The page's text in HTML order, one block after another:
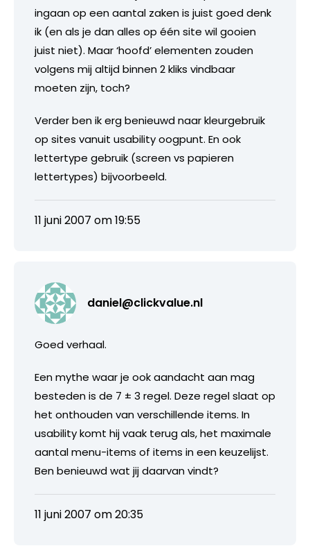
ingaan op een aantal zaken is juist goed denk
ik (en als je dan alles op één site wil gooien
juist niet). Maar ‘hoofd’ elementen zouden
volgens mij altijd binnen 2 kliks vindbaar
moeten zijn, toch?
Verder ben ik erg benieuwd naar kleurgebruik
op sites vanuit usability oogpunt. En ook
lettertype gebruik (screen vs papieren
lettertypes) bijvoorbeeld.
11 juni 2007 om 19:55
daniel@clickvalue.nl
Goed verhaal.
Een mythe waar je ook aandacht aan mag
besteden is de 7 ± 3 regel. Deze regel slaat op
het onthouden van verschillende items. In
usability komt hij vaak terug als, het maximale
aantal menu-items of items in een keuzelijst.
Ben benieuwd wat jij daarvan vindt?
11 juni 2007 om 20:35